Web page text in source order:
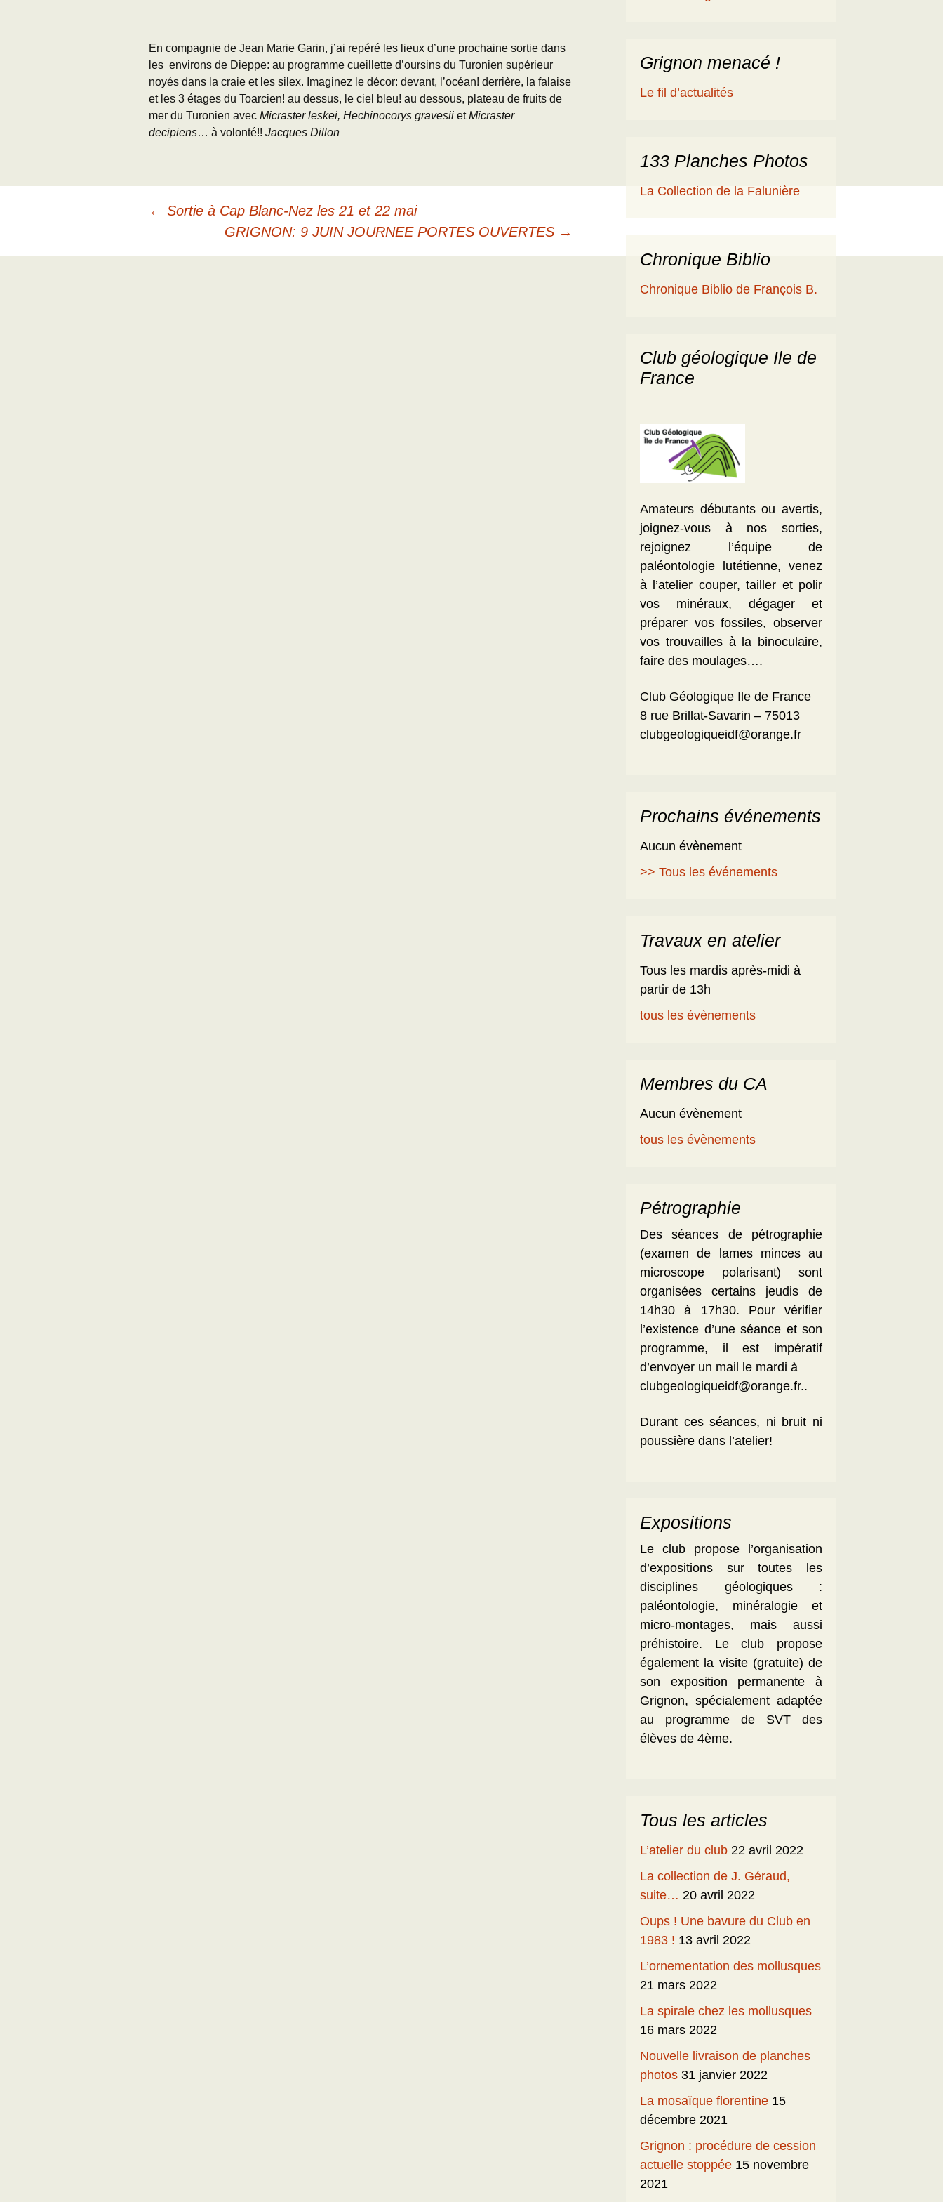
Documents (accès
restreint)
Cartes géologiques du
BP
L’échelle
chronostratigraphique
La Falunière de Grignon
La Collection de la
CR des Réunions
Réunions thématiques
Les Travaux des
Daguerre et les fossiles
Taxodium silicifiée …
Tous les reportages
En compagnie de Jean Marie Garin, j’ai repéré les lieux d’une prochaine sortie dans
les environs de Dieppe: au programme cueillette d’oursins du Turonien supérieur
noyés dans la craie et les silex. Imaginez le décor: devant, l’océan! derrière, la falaise
et les 3 étages du Toarcien! au dessus, le ciel bleu! au dessous, plateau de fruits de
mer du Turonien avec Micraster leskei, Hechinocorys gravesii etMicraster
decipiens… à volonté!! Jacques Dillon
Navigation
des
← Sortie à Cap Blanc-Nez les 21 et 22 mai
GRIGNON: 9 JUIN JOURNEE PORTES OUVERTES →
Grignon menacé !
Le fil d’actualités
133 Planches Photos
La Collection de la Falunière
Chronique Biblio
Chronique Biblio de François B.
Club géologique Ile de
France
Amateurs débutants ou avertis,
joignez-vous à nos sorties,
rejoignez l’équipe de
paléontologie lutétienne, venez
à l’atelier couper, tailler et polir
vos minéraux, dégager et
préparer vos fossiles, observer
vos trouvailles à la binoculaire,
faire des moulages….
Club Géologique Ile de France
8 rue Brillat-Savarin – 75013
clubgeologiqueidf@orange.fr
Prochains événements
Aucun évènement
>> Tous les événements
Travaux en atelier
Tous les mardis après-midi à
partir de 13h
tous les évènements
Membres du CA
Aucun évènement
tous les évènements
Pétrographie
Des séances de pétrographie
(examen de lames minces au
microscope polarisant) sont
organisées certains jeudis de
14h30 à 17h30. Pour vérifier
l’existence d’une séance et son
programme, il est impératif
d’envoyer un mail le mardi à
clubgeologiqueidf@orange.fr..
Durant ces séances, ni bruit ni
poussière dans l’atelier!
Expositions
Le club propose l’organisation
d’expositions sur toutes les
disciplines géologiques :
paléontologie, minéralogie et
micro-montages, mais aussi
préhistoire. Le club propose
également la visite (gratuite) de
son exposition permanente à
Grignon, spécialement adaptée
au programme de SVT des
élèves de 4ème.
Tous les articles
L’atelier du club 22 avril 2022
La collection de J. Géraud,
suite… 20 avril 2022
Oups ! Une bavure du Club en
1983 ! 13 avril 2022
L’ornementation des mollusques
21 mars 2022
La spirale chez les mollusques
16 mars 2022
Nouvelle livraison de planches
photos 31 janvier 2022
La mosaïque florentine 15
décembre 2021
Grignon : procédure de cession
actuelle stoppée 15 novembre
2021